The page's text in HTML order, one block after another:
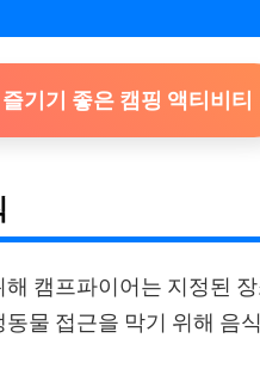
기기 좋은 캠핑 액티비티
캠프파이어는 지정된
물 접근을 막기 위해 음